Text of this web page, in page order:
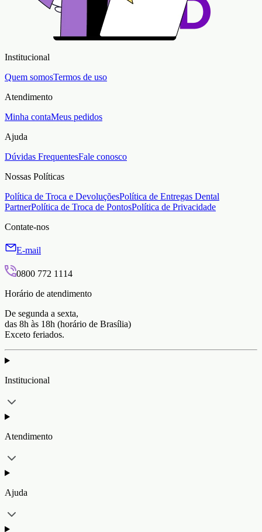
Institucional
Quem somosTermos de uso
Atendimento
Minha contaMeus pedidos
Ajuda
Dúvidas FrequentesFale conosco
Nossas Políticas
Política de Troca e DevoluçõesPolítica de Entregas Dental
PartnerPolítica de Troca de PontosPolítica de Privacidade
Contate-nos
E-mail
0800 772 1114
Horário de atendimento
De segunda a sexta,
das 8h às 18h (horário de Brasília)
Exceto feriados.
Institucional
Atendimento
Ajuda